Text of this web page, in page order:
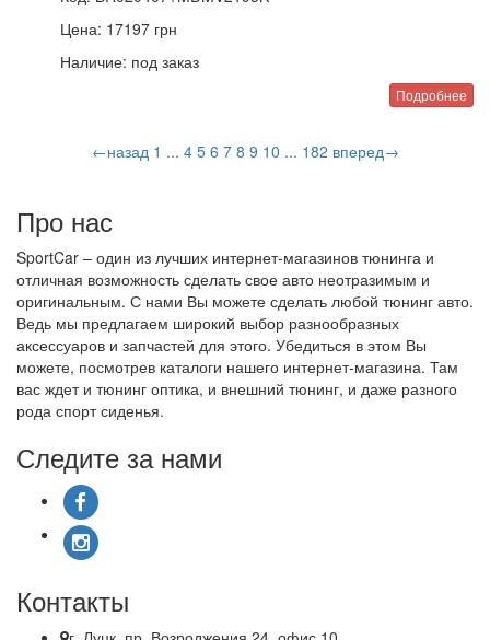
Цена: 17197 грн
Наличие: под заказ
Подробнее
←назад 1 ... 4 5 6 7 8 9 10 ... 182 вперед→
Про нас
SportCar – один из лучших интернет-магазинов тюнинга и
отличная возможность сделать свое авто неотразимым и
оригинальным. С нами Вы можете сделать любой тюнинг авто.
Ведь мы предлагаем широкий выбор разнообразных
аксессуаров и запчастей для этого. Убедиться в этом Вы
можете, посмотрев каталоги нашего интернет-магазина. Там
вас ждет и тюнинг оптика, и внешний тюнинг, и даже разного
рода спорт сиденья.
Следите за нами
Контакты